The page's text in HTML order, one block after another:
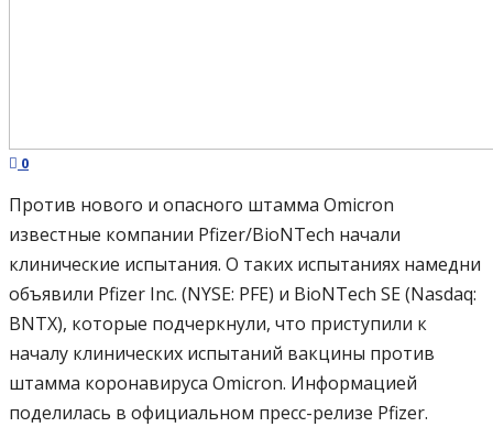
0
Против нового и опасного штамма Omicron
известные компании Pfizer/BioNTech начали
клинические испытания. О таких испытаниях намедни
объявили Pfizer Inc. (NYSE: PFE) и BioNTech SE (Nasdaq:
BNTX), которые подчеркнули, что приступили к
началу клинических испытаний вакцины против
штамма коронавируса Omicron. Информацией
поделилась в официальном пресс-релизе Pfizer.